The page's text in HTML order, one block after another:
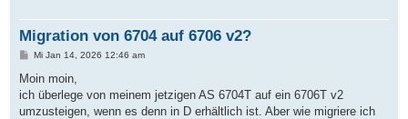
Migration von 6704 auf 6706 v2?
B
i
r
a
Mi Jan 14, 2026 12:46 am
Moin moin,
ich überlege von meinem jetzigen AS 6704T auf ein 6706T v2
umzusteigen, wenn es denn in D erhältlich ist. Aber wie migriere ich